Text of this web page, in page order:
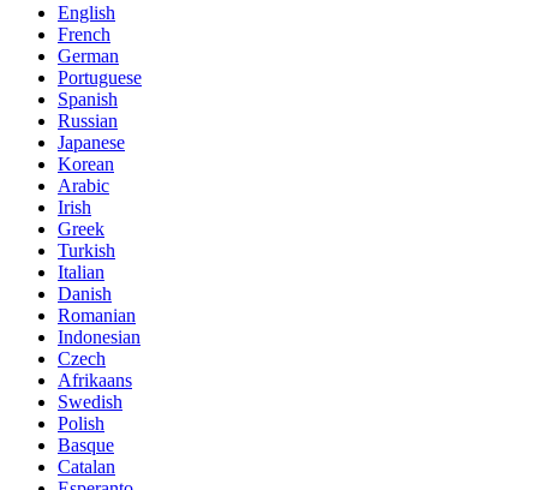
English
French
German
Portuguese
Spanish
Russian
Japanese
Korean
Arabic
Irish
Greek
Turkish
Italian
Danish
Romanian
Indonesian
Czech
Afrikaans
Swedish
Polish
Basque
Catalan